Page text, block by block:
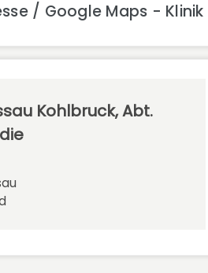
/ Google Maps -
Kohlbruck, Abt.